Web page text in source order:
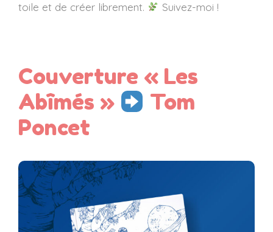
toile et de créer librement.
Suivez-moi !
Couverture « Les
Abîmés »
Tom
Poncet